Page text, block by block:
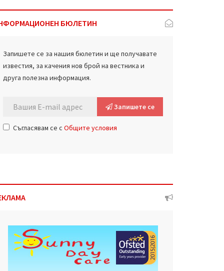
БЮЛЕТИН
Запишете се за нашия бюлетин и ще получавате
известия, за качения нов брой на вестника и
друга полезна информация.
Запишете се
Съгласявам се с Общите условия